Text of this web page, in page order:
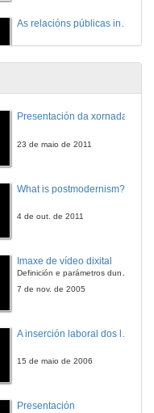
As relacións públicas institucionais dos Consellos Sociais. As universidades de Cataluña
18 de abr. de 2017
18 de abr. de 2017
18 de abr. de 2017
Presentación da xornada
23 de maio de 2011
What is postmodernism?
4 de out. de 2011
Imaxe de vídeo dixital
Definición e parámetros dunha imaxe dixital. Resolución e Aspecto. Profundidade da cor. Compresión. Frame por segundo. Entrelazado. Campos, cadros
7 de nov. de 2005
15 de maio de 2006
Presentación